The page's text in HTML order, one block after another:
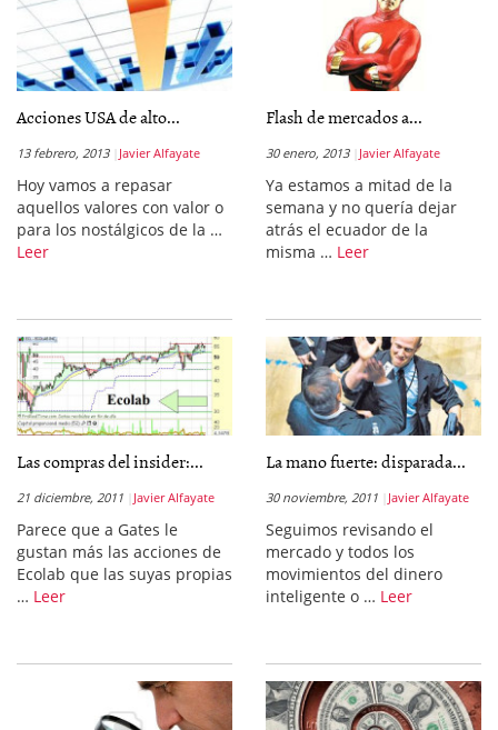
Acciones USA de alto...
13 febrero, 2013 Javier Alfayate
Hoy vamos a repasar
aquellos valores con valor o
para los nostálgicos de la …
Leer
Flash de mercados a...
30 enero, 2013 Javier Alfayate
Ya estamos a mitad de la
semana y no quería dejar
atrás el ecuador de la
misma … Leer
Las compras del insider:...
21 diciembre, 2011 Javier Alfayate
Parece que a Gates le
gustan más las acciones de
Ecolab que las suyas propias
… Leer
La mano fuerte: disparada...
30 noviembre, 2011 Javier Alfayate
Seguimos revisando el
mercado y todos los
movimientos del dinero
inteligente o … Leer